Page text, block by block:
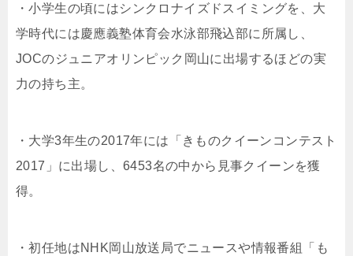
・小学生の頃にはシンクロナイズドスイミングを、大
学時代には慶應義塾体育会水泳部飛込部に所属し、
JOCのジュニアオリンピック岡山に出場するほどの実
力の持ち主。
・大学3年生の2017年には「きものクイーンコンテスト
2017」に出場し、6453名の中から見事クイーンを獲
得。
・初任地はNHK岡山放送局でニュースや情報番組「も